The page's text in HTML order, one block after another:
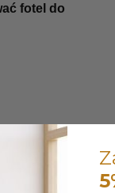
fotel do